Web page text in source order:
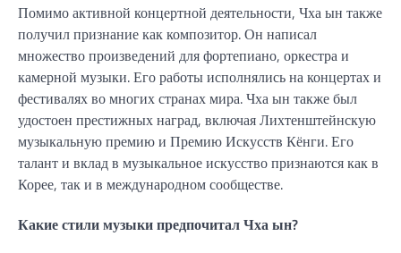
Помимо активной концертной деятельности, Чха ын также
получил признание как композитор. Он написал
множество произведений для фортепиано, оркестра и
камерной музыки. Его работы исполнялись на концертах и
фестивалях во многих странах мира. Чха ын также был
удостоен престижных наград, включая Лихтенштейнскую
музыкальную премию и Премию Искусств Кёнги. Его
талант и вклад в музыкальное искусство признаются как в
Корее, так и в международном сообществе.
Какие стили музыки предпочитал Чха ын?